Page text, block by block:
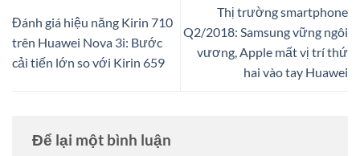
Đánh giá hiệu năng Kirin 710
trên Huawei Nova 3i: Bước
cải tiến lớn so với Kirin 659
Thị trường smartphone
Q2/2018: Samsung vững ngôi
vương, Apple mất vị trí thứ
hai vào tay Huawei
Để lại một bình luận